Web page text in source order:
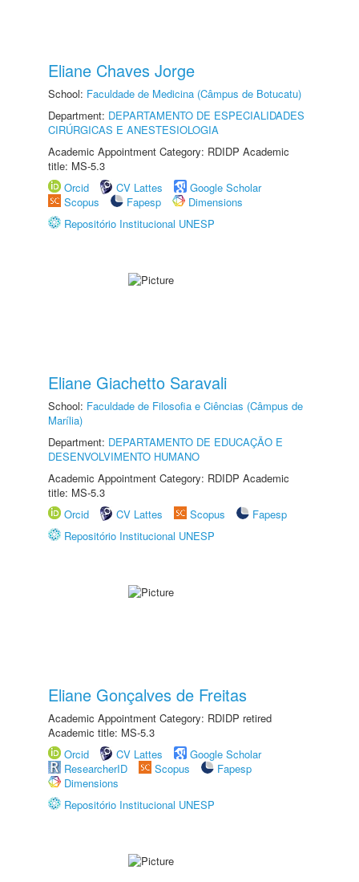
Eliane Chaves Jorge
School: Faculdade de Medicina (Câmpus de Botucatu)
Department: DEPARTAMENTO DE ESPECIALIDADES
CIRÚRGICAS E ANESTESIOLOGIA
Academic Appointment Category: RDIDP Academic
title: MS-5.3
Orcid
CV Lattes
Google Scholar
Scopus
Fapesp
Dimensions
Repositório Institucional UNESP
Eliane Giachetto Saravali
School: Faculdade de Filosofia e Ciências (Câmpus de
Marília)
Department: DEPARTAMENTO DE EDUCAÇÃO E
DESENVOLVIMENTO HUMANO
Academic Appointment Category: RDIDP Academic
title: MS-5.3
Orcid
CV Lattes Scopus
Fapesp
Repositório Institucional UNESP
Eliane Gonçalves de Freitas
Academic Appointment Category: RDIDP retired
Academic title: MS-5.3
Orcid
CV Lattes
Google Scholar
ResearcherID
Scopus
Fapesp
Dimensions
Repositório Institucional UNESP